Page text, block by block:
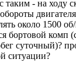
таким - на ходу
около 1500
бортовой комп
суточный)?
ситуации?